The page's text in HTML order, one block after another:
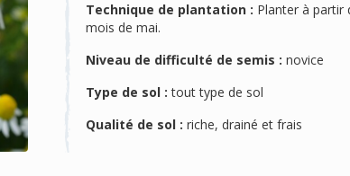
Technique de plantation :
mois de mai.
Niveau de difficulté de semis : novice
Type de sol : tout type de sol
Qualité de sol : riche, drainé et frais